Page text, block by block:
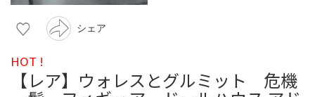
シェア
HOT !
【レア】ウォレスとグルミット 危機